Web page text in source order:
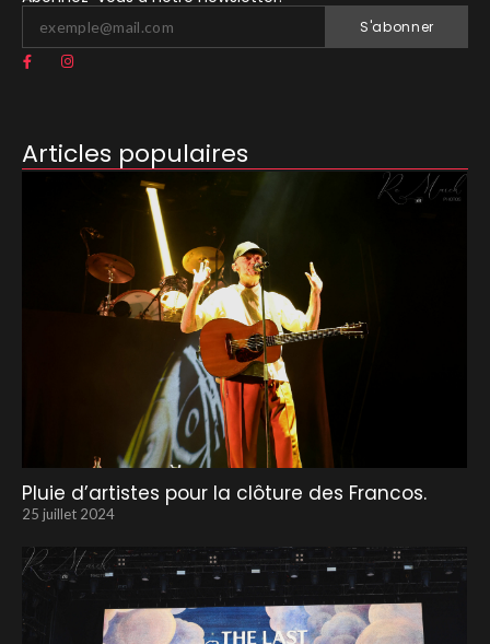
S'abonner
Articles populaires
Pluie d’artistes pour la clôture des Francos.
25 juillet 2024